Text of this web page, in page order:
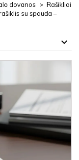
dovanos
Rašikliai
su spauda –